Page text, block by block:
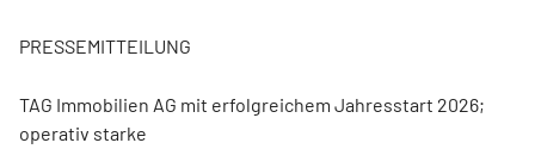
PRESSEMITTEILUNG
TAG Immobilien AG mit erfolgreichem Jahresstart 2026;
operativ starke